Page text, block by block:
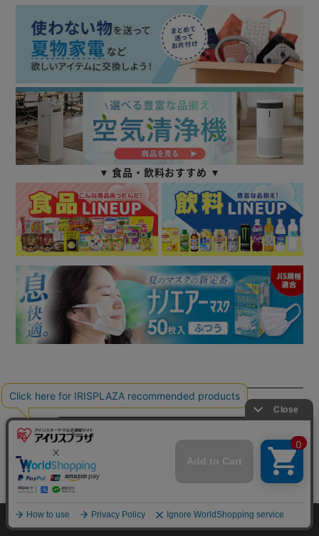
在庫切れ mail_outline入荷したらメールでお知らせ
▼ 食品・飲料おすすめ ▼
空気清浄機に関するよくある質問はこちら
HOME 探す ログイン お気に入り お知らせ